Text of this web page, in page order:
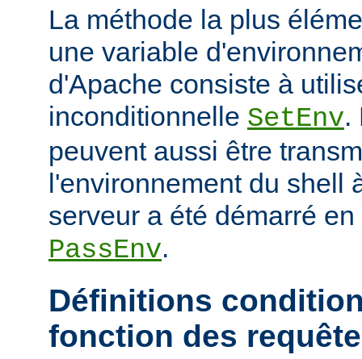
La méthode la plus
une variable
d'Apache consiste à
inconditionnelle SetEnv.
peuvent aussi être
l'environnement du shell
serveur a été démarré
PassEnv.
Définitions
fonction des